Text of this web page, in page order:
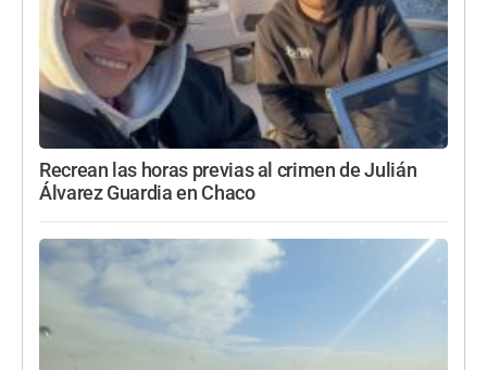
Recrean las horas previas al crimen de Julián
Álvarez Guardia en Chaco